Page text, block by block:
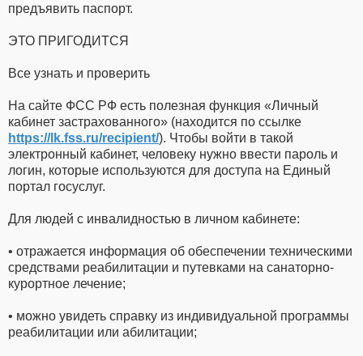
предъявить паспорт.
ЭТО ПРИГОДИТСЯ
Все узнать и проверить
На сайте ФСС РФ есть полезная функция «Личный
кабинет застрахованного» (находится по ссылке
https://lk.fss.ru/recipient/). Чтобы войти в такой
электронный кабинет, человеку нужно ввести пароль и
логин, которые используются для доступа на Единый
портал госуслуг.
Для людей с инвалидностью в личном кабинете:
• отражается информация об обеспечении техническими
средствами реабилитации и путевками на санаторно-
курортное лечение;
• можно увидеть справку из индивидуальной программы
реабилитации или абилитации;